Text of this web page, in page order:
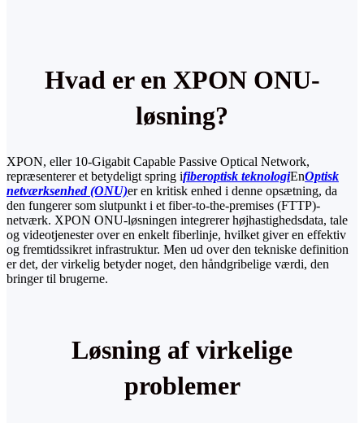
Hvad er en XPON ONU-
løsning?
XPON, eller 10-Gigabit Capable Passive Optical Network,
repræsenterer et betydeligt spring ifiberoptisk teknologiEnOptisk
netværksenhed (ONU)er en kritisk enhed i denne opsætning, da
den fungerer som slutpunkt i et fiber-to-the-premises (FTTP)-
netværk. XPON ONU-løsningen integrerer højhastighedsdata, tale
og videotjenester over en enkelt fiberlinje, hvilket giver en effektiv
og fremtidssikret infrastruktur. Men ud over den tekniske definition
er det, der virkelig betyder noget, den håndgribelige værdi, den
bringer til brugerne.
Løsning af virkelige
problemer